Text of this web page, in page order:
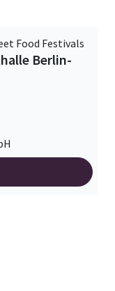
Food Festivals
Berlin-